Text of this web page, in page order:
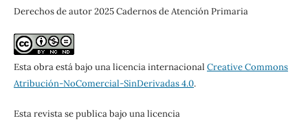
Derechos de autor 2025 Cadernos de Atención Primaria
Esta obra está bajo una licencia internacional Creative Commons
Atribución-NoComercial-SinDerivadas 4.0.
Esta revista se publica bajo una licencia